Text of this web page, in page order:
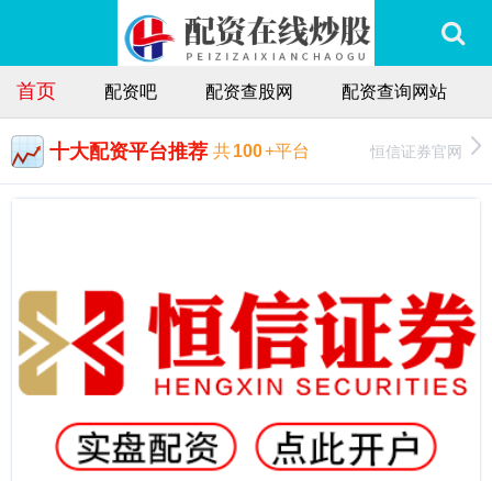
首页 配资吧 配资查股网 配资查询网站
十大配资平台推荐 共100+平台 恒信证券官网